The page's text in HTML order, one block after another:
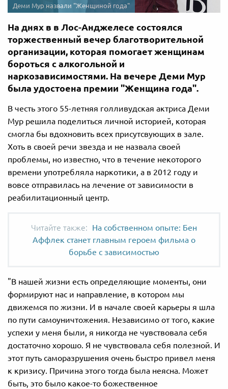
Деми Мур назвали "Женщиной года"
На днях в в Лос-Анджелесе состоялся
торжественный вечер благотворительной
организации, которая помогает женщинам
бороться с алкогольной и
наркозависимостями. На вечере Деми Мур
была удостоена премии "Женщина года".
В честь этого 55-летняя голливудская актриса Деми
Мур решила поделиться личной историей, которая
смогла бы вдохновить всех присутсвующих в зале.
Хоть в своей речи звезда и не назвала своей
проблемы, но известно, что в течение некоторого
времени употребляла наркотики, а в 2012 году и
вовсе отправилась на лечение от зависимости в
реабилитационный центр.
На собственном опыте: Бен
Аффлек станет главным героем фильма о
борьбе с зависимостью
"В нашей жизни есть определяющие моменты, они
формируют нас и направление, в котором мы
движемся по жизни. И в начале своей карьеры я шла
по пути самоуничтожения. Независимо от того, какие
успехи у меня были, я никогда не чувствовала себя
достаточно хорошо. Я не чувствовала себя полезной. И
этот путь саморазрушения очень быстро привел меня
к кризису. Причина этого тогда была неясна. Может
быть, это было какое-то божественное